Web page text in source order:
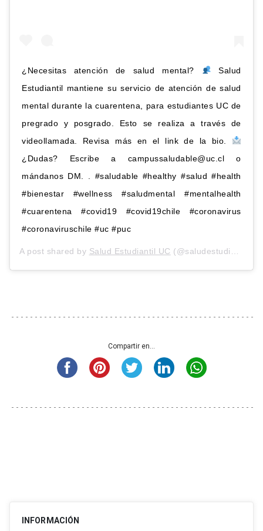
¿Necesitas atención de salud mental?
Salud
Estudiantil mantiene su servicio de atención de salud
mental durante la cuarentena, para estudiantes UC de
pregrado y posgrado. Esto se realiza a través de
videollamada. Revisa más en el link de la bio.
¿Dudas? Escribe a campussaludable@uc.cl o
mándanos DM. . #saludable #healthy #salud #health
#bienestar #wellness #saludmental #mentalhealth
#cuarentena #covid19 #covid19chile #coronavirus
#coronaviruschile #uc #puc
A post shared by Salud Estudiantil UC (@saludestudiantiluc) on
Compartir en...
INFORMACIÓN